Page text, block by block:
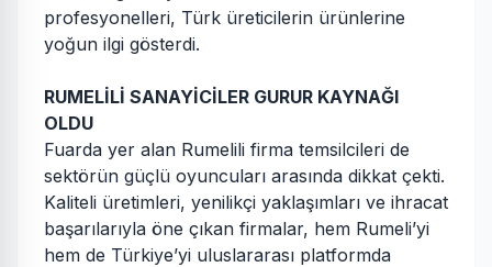
profesyonelleri, Türk üreticilerin ürünlerine
yoğun ilgi gösterdi.
RUMELİLİ SANAYİCİLER GURUR KAYNAĞI
OLDU
Fuarda yer alan Rumelili firma temsilcileri de
sektörün güçlü oyuncuları arasında dikkat çekti.
Kaliteli üretimleri, yenilikçi yaklaşımları ve ihracat
başarılarıyla öne çıkan firmalar, hem Rumeli’yi
hem de Türkiye’yi uluslararası platformda